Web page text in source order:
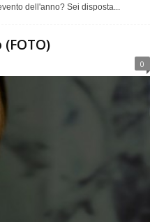
dell'anno? Sei disposta...
0